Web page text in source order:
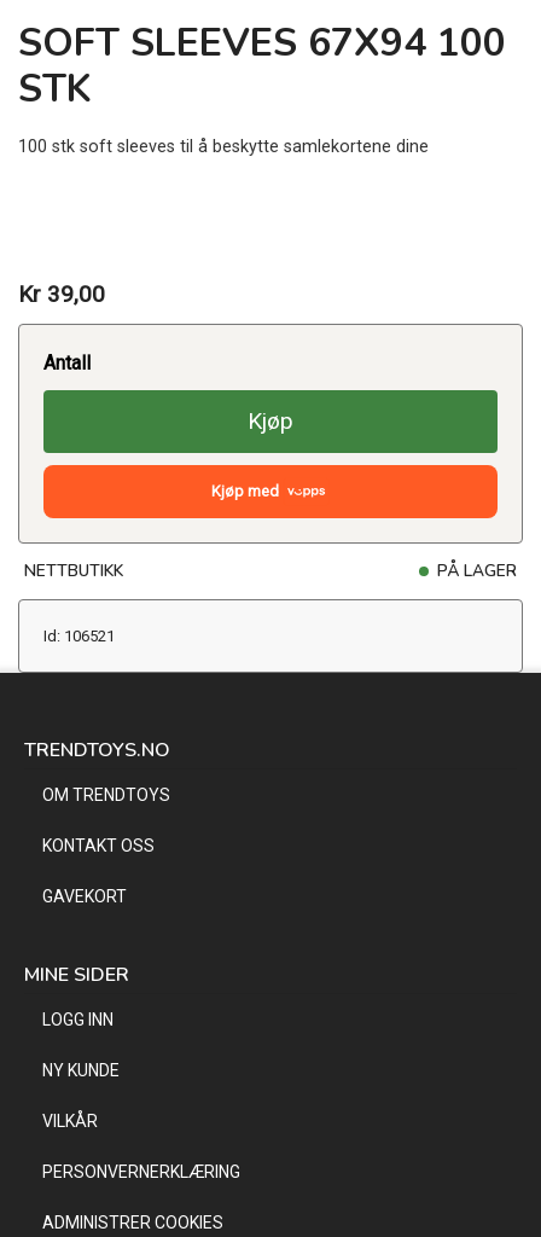
SOFT SLEEVES 67X94 100
STK
100 stk soft sleeves til å beskytte samlekortene dine
Kr 39,00
Antall
Kjøp
Kjøp med
NETTBUTIKK PÅ LAGER
Id: 106521
TRENDTOYS.NO
OM TRENDTOYS
KONTAKT OSS
GAVEKORT
MINE SIDER
LOGG INN
NY KUNDE
VILKÅR
PERSONVERNERKLÆRING
ADMINISTRER COOKIES